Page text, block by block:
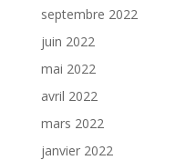
septembre 2022
juin 2022
mai 2022
avril 2022
mars 2022
janvier 2022